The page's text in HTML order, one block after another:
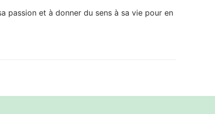
passion et à donner du sens à sa vie pour en